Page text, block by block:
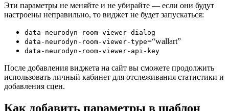
Эти параметры не меняйте и не убирайте — если они будут
настроены неправильно, то виджет не будет запускаться:
data-neurodyn-room-viewer-dialog
data-neurodyn-room-viewer-type=“wallart”
data-neurodyn-room-viewer-api-key
После добавления виджета на сайт вы сможете продолжить
использовать личный кабинет для отслеживания статистики и
добавления сцен.
Как добавить параметры в шаблон